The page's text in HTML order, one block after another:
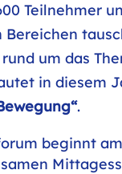
Teilnehmer
Bereichen
um das
in diesem
.
beginnt